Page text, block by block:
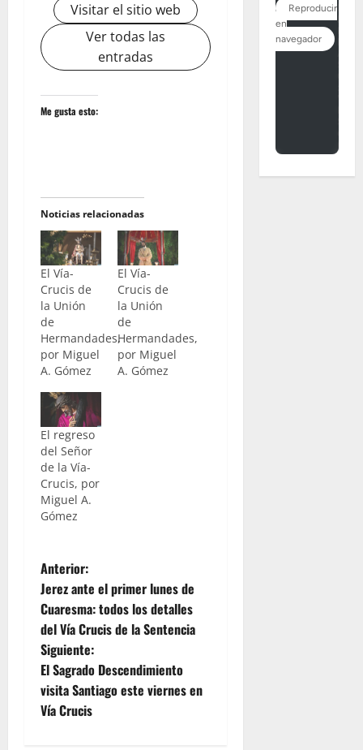
Visitar el sitio web
Ver todas las
entradas
Me gusta esto:
Noticias relacionadas
El Vía-
Crucis de
la Unión
de
Hermandades,
por Miguel
A. Gómez
El Vía-
Crucis de
la Unión
de
Hermandades,
por Miguel
A. Gómez
El regreso
del Señor
de la Vía-
Crucis, por
Miguel A.
Gómez
N
a
v
e
g
Anterior:
Jerez ante el primer lunes de
Cuaresma: todos los detalles
del Vía Crucis de la Sentencia
Siguiente:
​El Sagrado Descendimiento
visita Santiago este viernes en
Vía Crucis